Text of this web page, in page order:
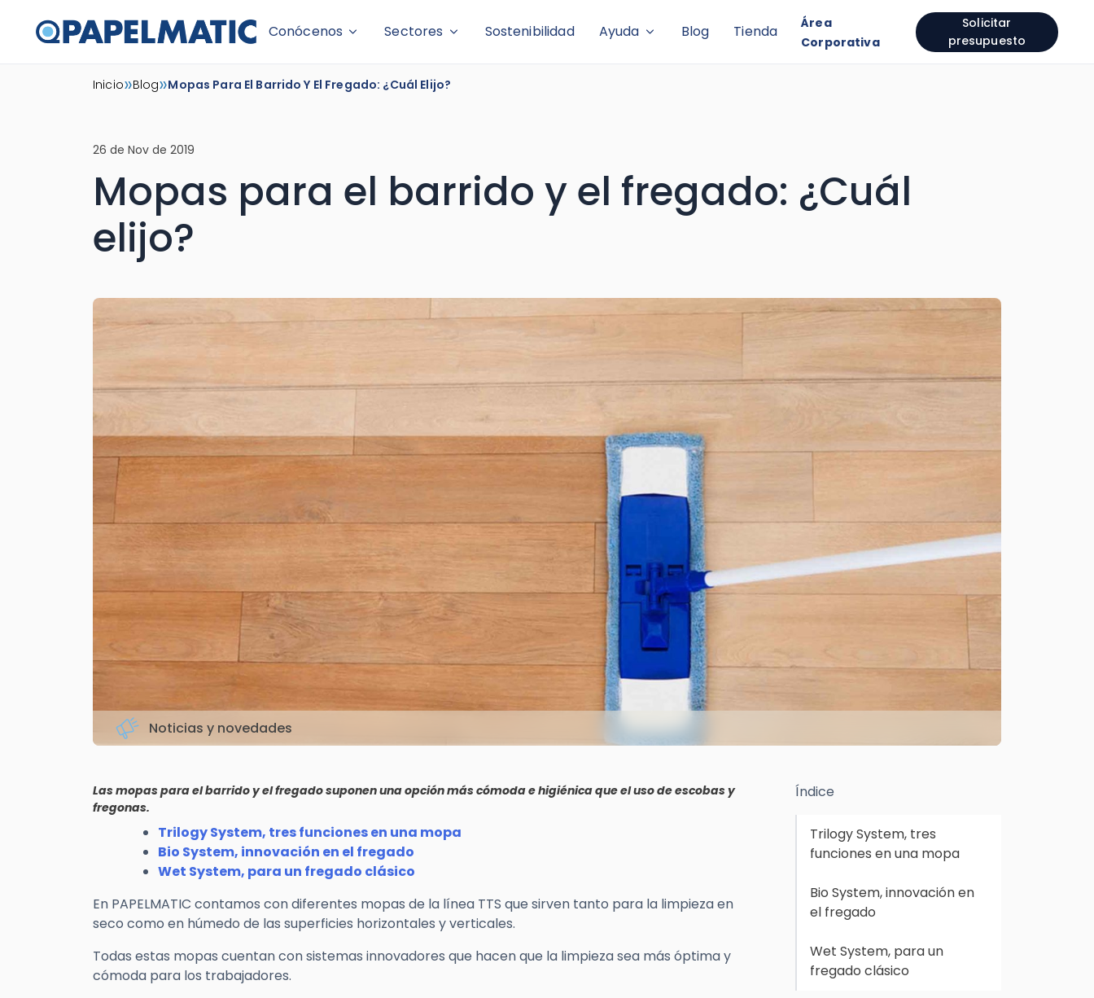
Conócenos Sectores Sostenibilidad Ayuda Blog Tienda
Área
Corporativa
Solicitar
presupuesto
Inicio»Blog»Mopas Para El Barrido Y El Fregado: ¿Cuál Elijo?
26 de Nov de 2019
Mopas para el barrido y el fregado: ¿Cuál
elijo?
Noticias y novedades
Las mopas para el barrido y el fregado suponen una opción más cómoda e higiénica que el uso de escobas y
fregonas.
Trilogy System, tres funciones en una mopa
Bio System, innovación en el fregado
Wet System, para un fregado clásico
En PAPELMATIC contamos con diferentes mopas de la línea TTS que sirven tanto para la limpieza en
seco como en húmedo de las superficies horizontales y verticales.
Todas estas mopas cuentan con sistemas innovadores que hacen que la limpieza sea más óptima y
cómoda para los trabajadores.
Índice
Trilogy System, tres
funciones en una mopa
Bio System, innovación en
el fregado
Wet System, para un
fregado clásico